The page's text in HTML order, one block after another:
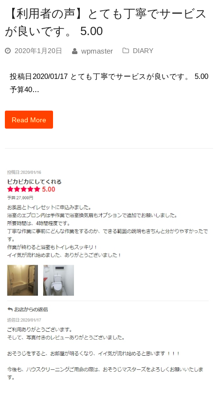
【利用者の声】とても丁寧でサービス
が良いです。 5.00
2020年1月20日 wpmaster DIARY
投稿日2020/01/17 とても丁寧でサービスが良いです。 5.00
予算40…
Read More